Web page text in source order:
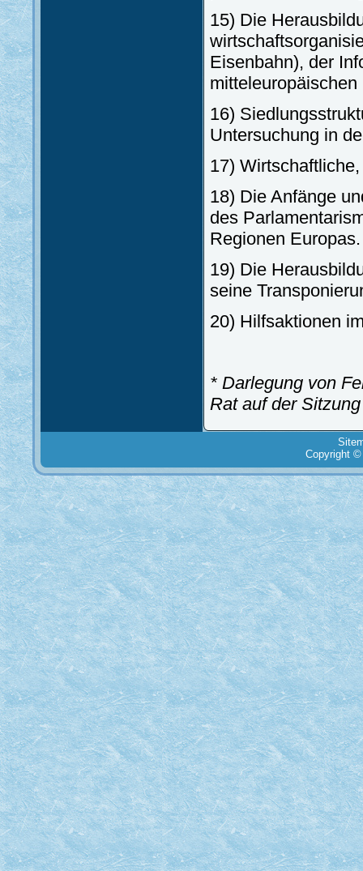
15) Die
Eisenbahn), der
mitteleuropäischen
16)
Untersuchung in
17)
18) Die Anfänge
des
Regionen Europas.
19) Die
seine
20) Hilfsaktionen
* Darlegung von
Rat auf der
Copyright ©